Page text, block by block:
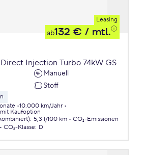
Leasing
ab132 € / mtl.
Direct Injection Turbo 74kW GS
Manuell
Stoff
10.000 km/Jahr
mit Kaufoption
: 5,3 l/100 km
CO₂-Emissionen
CO₂-Klasse: D